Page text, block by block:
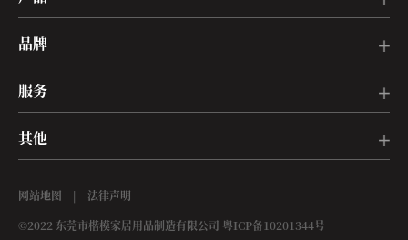
品牌
服务
其他
©2022 东莞市楷模家居用品制造有限公司 粤ICP备10201344号
网站地图 | 法律声明